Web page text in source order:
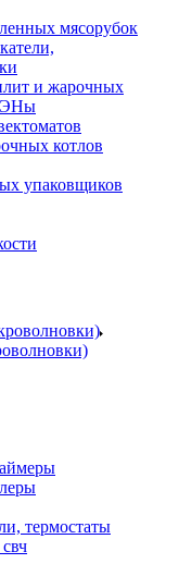
мясорубок
и жарочных
котлов
упаковщиков
термостаты